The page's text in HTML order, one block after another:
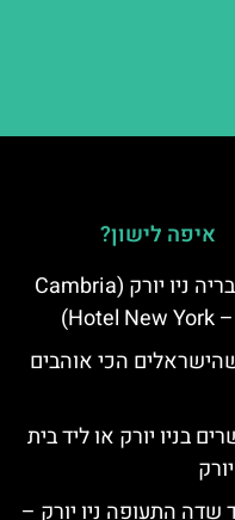
איפה לישון?
מלון קאמבריה ניו יורק (Cambria
Hotel New York
הכי אוהבים
בניו יורק או ליד בית
שדה התעופה ניו יורק –